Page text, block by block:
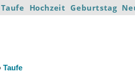
Taufe Hochzeit Geburtstag
Taufe